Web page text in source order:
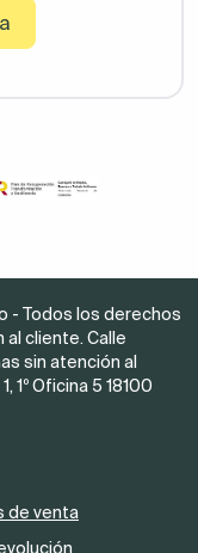
- Todos los derechos
al cliente. Calle
sin atención al
1º Oficina 5 18100
de venta